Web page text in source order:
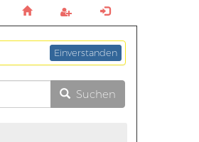
Einverstanden
Suchen